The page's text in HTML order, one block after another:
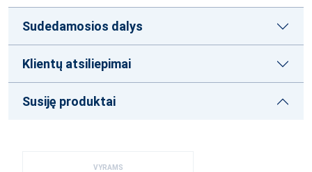
Sudedamosios dalys
Klientų atsiliepimai
Susiję produktai
VYRAMS